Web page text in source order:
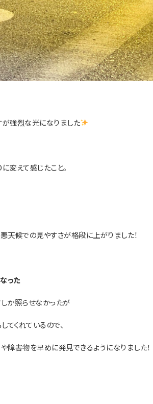
強烈な光になりました
変えて感じたこと。
天候での見やすさが格段に上がりました！
った
か照らせなかったが
てくれているので、
障害物を早めに発見できるようになりました！